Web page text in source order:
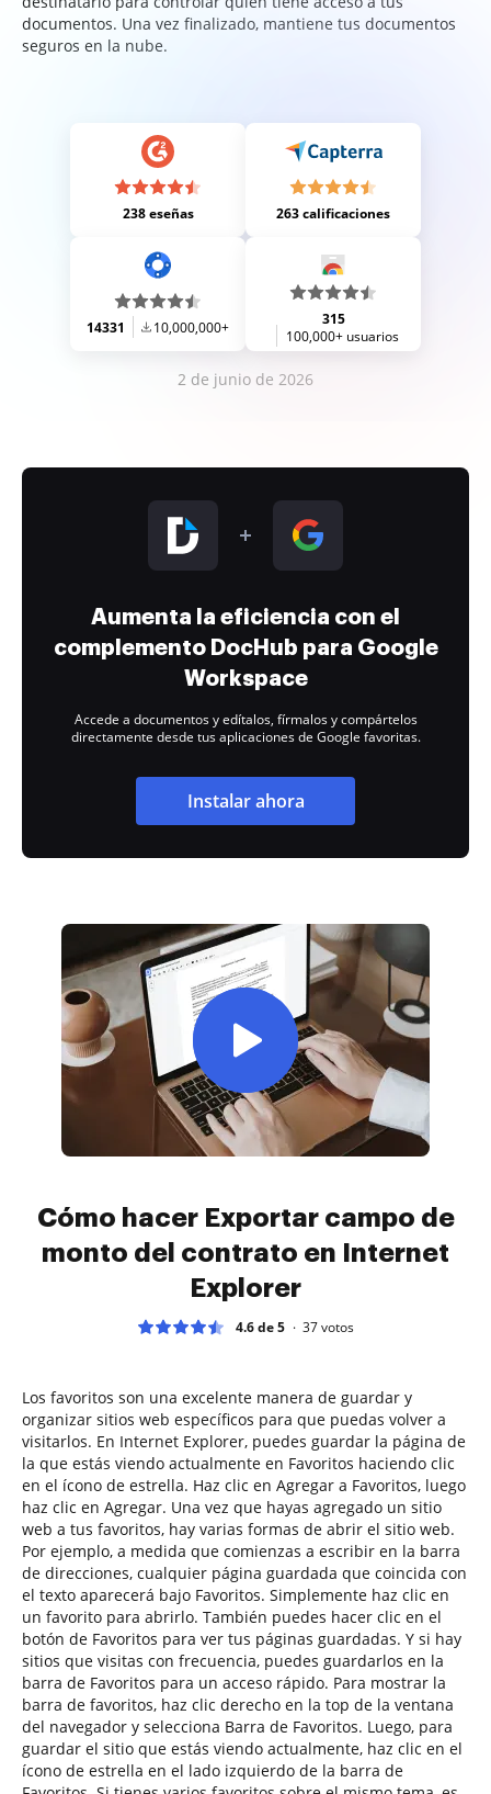
documentos. Una vez finalizado, mantiene tus documentos
seguros en la nube.
238 eseñas 263 calificaciones
14331 10,000,000+
315
100,000+ usuarios
2 de junio de 2026
Aumenta la eficiencia con el
complemento DocHub para Google
Workspace
Accede a documentos y edítalos, fírmalos y compártelos
directamente desde tus aplicaciones de Google favoritas.
Instalar ahora
Cómo hacer Exportar campo de
monto del contrato en Internet
Explorer
4.6 de 5 37votos
Los favoritos son una excelente manera de guardar y
organizar sitios web específicos para que puedas volver a
visitarlos. En Internet Explorer, puedes guardar la página de
la que estás viendo actualmente en Favoritos haciendo clic
en el ícono de estrella. Haz clic en Agregar a Favoritos, luego
haz clic en Agregar. Una vez que hayas agregado un sitio
web a tus favoritos, hay varias formas de abrir el sitio web.
Por ejemplo, a medida que comienzas a escribir en la barra
de direcciones, cualquier página guardada que coincida con
el texto aparecerá bajo Favoritos. Simplemente haz clic en
un favorito para abrirlo. También puedes hacer clic en el
botón de Favoritos para ver tus páginas guardadas. Y si hay
sitios que visitas con frecuencia, puedes guardarlos en la
barra de Favoritos para un acceso rápido. Para mostrar la
barra de favoritos, haz clic derecho en la top de la ventana
del navegador y selecciona Barra de Favoritos. Luego, para
guardar el sitio que estás viendo actualmente, haz clic en el
ícono de estrella en el lado izquierdo de la barra de